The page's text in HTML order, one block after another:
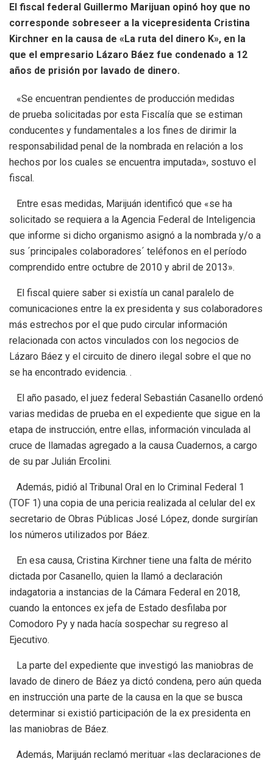
El fiscal federal Guillermo Marijuan opinó hoy que no
corresponde sobreseer a la vicepresidenta Cristina
Kirchner en la causa de «La ruta del dinero K», en la
que el empresario Lázaro Báez fue condenado a 12
años de prisión por lavado de dinero.
«Se encuentran pendientes de producción medidas
de prueba solicitadas por esta Fiscalía que se estiman
conducentes y fundamentales a los fines de dirimir la
responsabilidad penal de la nombrada en relación a los
hechos por los cuales se encuentra imputada», sostuvo el
fiscal.
Entre esas medidas, Marijuán identificó que «se ha
solicitado se requiera a la Agencia Federal de Inteligencia
que informe si dicho organismo asignó a la nombrada y/o a
sus ´principales colaboradores´ teléfonos en el período
comprendido entre octubre de 2010 y abril de 2013».
El fiscal quiere saber si existía un canal paralelo de
comunicaciones entre la ex presidenta y sus colaboradores
más estrechos por el que pudo circular información
relacionada con actos vinculados con los negocios de
Lázaro Báez y el circuito de dinero ilegal sobre el que no
se ha encontrado evidencia. .
El año pasado, el juez federal Sebastián Casanello ordenó
varias medidas de prueba en el expediente que sigue en la
etapa de instrucción, entre ellas, información vinculada al
cruce de llamadas agregado a la causa Cuadernos, a cargo
de su par Julián Ercolini.
Además, pidió al Tribunal Oral en lo Criminal Federal 1
(TOF 1) una copia de una pericia realizada al celular del ex
secretario de Obras Públicas José López, donde surgirían
los números utilizados por Báez.
En esa causa, Cristina Kirchner tiene una falta de mérito
dictada por Casanello, quien la llamó a declaración
indagatoria a instancias de la Cámara Federal en 2018,
cuando la entonces ex jefa de Estado desfilaba por
Comodoro Py y nada hacía sospechar su regreso al
Ejecutivo.
La parte del expediente que investigó las maniobras de
lavado de dinero de Báez ya dictó condena, pero aún queda
en instrucción una parte de la causa en la que se busca
determinar si existió participación de la ex presidenta en
las maniobras de Báez.
Además, Marijuán reclamó merituar «las declaraciones de